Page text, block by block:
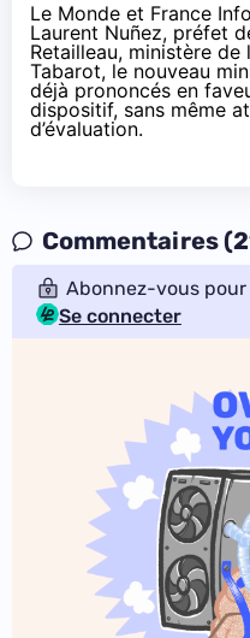
Le Monde et France
Laurent Nuñez, préfet
Retailleau, ministère de
Tabarot, le nouveau
déjà prononcés en
dispositif, sans même
d’évaluation.
Commentaires
Abonnez-vous
Se connecter